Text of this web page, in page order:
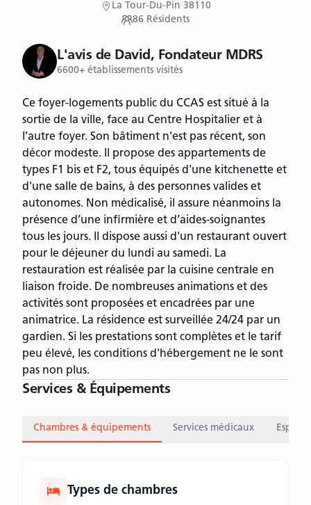
La Tour-Du-Pin 38110
86 Résidents
L'avis de David, Fondateur MDRS
6600+ établissements visités
Ce foyer-logements public du CCAS est situé à la
sortie de la ville, face au Centre Hospitalier et à
l’autre foyer. Son bâtiment n'est pas récent, son
décor modeste. Il propose des appartements de
types F1 bis et F2, tous équipés d'une kitchenette et
d'une salle de bains, à des personnes valides et
autonomes. Non médicalisé, il assure néanmoins la
présence d’une infirmière et d’aides-soignantes
tous les jours. Il dispose aussi d'un restaurant ouvert
pour le déjeuner du lundi au samedi. La
restauration est réalisée par la cuisine centrale en
liaison froide. De nombreuses animations et des
activités sont proposées et encadrées par une
animatrice. La résidence est surveillée 24/24 par un
gardien. Si les prestations sont complètes et le tarif
peu élevé, les conditions d'hébergement ne le sont
pas non plus.
Services & Équipements
Chambres & équipements Services médicaux
Types de chambres